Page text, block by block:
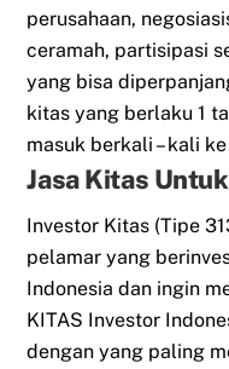
perusahaan,
ceramah, partisipasi
yang bisa
kitas yang berlaku 1
masuk berkali – kali
Jasa Kitas
Investor Kitas (Tipe
pelamar yang
Indonesia dan ingin
KITAS Investor
dengan yang paling